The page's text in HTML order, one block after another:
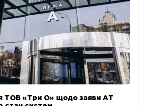
ТОВ «Три О» щодо заяви АТ